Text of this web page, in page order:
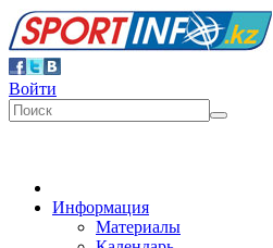
Войти
Информация
Материалы